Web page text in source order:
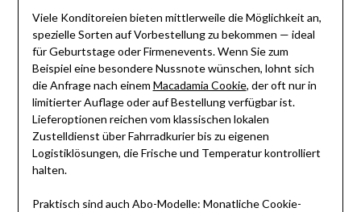
Viele Konditoreien bieten mittlerweile die Möglichkeit an,
spezielle Sorten auf Vorbestellung zu bekommen — ideal
für Geburtstage oder Firmenevents. Wenn Sie zum
Beispiel eine besondere Nussnote wünschen, lohnt sich
die Anfrage nach einem Macadamia Cookie, der oft nur in
limitierter Auflage oder auf Bestellung verfügbar ist.
Lieferoptionen reichen vom klassischen lokalen
Zustelldienst über Fahrradkurier bis zu eigenen
Logistiklösungen, die Frische und Temperatur kontrolliert
halten.
Praktisch sind auch Abo-Modelle: Monatliche Cookie-